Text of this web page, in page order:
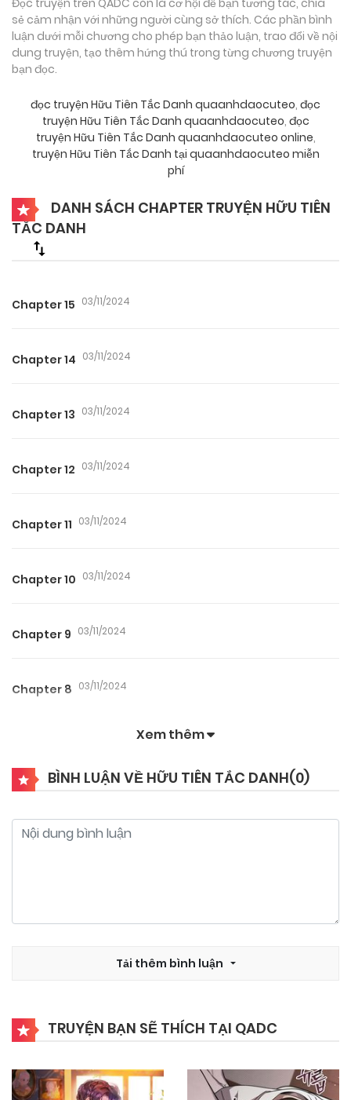
sẻ cảm nhận với những người cùng sở thích. Các phần bình
luận dưới mỗi chương cho phép bạn thảo luận, trao đổi về nội
dung truyện, tạo thêm hứng thú trong từng chương truyện
bạn đọc.
đọc truyện Hữu Tiên Tắc Danh quaanhdaocuteo, đọc
truyện Hữu Tiên Tắc Danh quaanhdaocuteo, đọc
truyện Hữu Tiên Tắc Danh quaanhdaocuteo online,
truyện Hữu Tiên Tắc Danh tại quaanhdaocuteo miễn
phí
DANH SÁCH CHAPTER TRUYỆN HỮU TIÊN
TẮC DANH
Chapter 15 03/11/2024
Chapter 14 03/11/2024
Chapter 13 03/11/2024
Chapter 12 03/11/2024
Chapter 11 03/11/2024
Chapter 10 03/11/2024
Chapter 9 03/11/2024
Chapter 8 03/11/2024
03/11/2024
Chapter 2
Chapter 1 03/11/2024
Xem thêm
BÌNH LUẬN VỀ HỮU TIÊN TẮC DANH(0)
Tải thêm bình luận
TRUYỆN BẠN SẼ THÍCH TẠI QADC